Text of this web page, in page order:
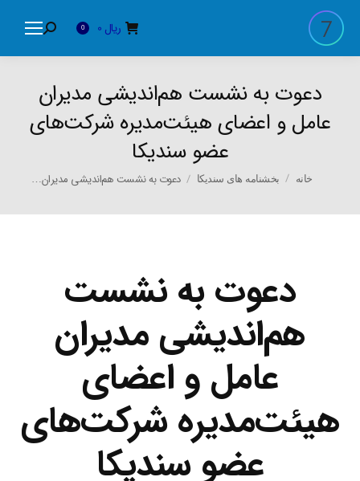
ریال 0
Search:
دعوت به نشست هم‌اندیشی مدیران
عامل و اعضای هیئت‌مدیره شرکت‌های
عضو سندیکا
You are here:
خانه بخشنامه های سندیکا دعوت به نشست هم‌اندیشی مدیران…
دعوت به نشست
هم‌اندیشی مدیران
عامل و اعضای
هیئت‌مدیره شرکت‌های
عضو سندیکا